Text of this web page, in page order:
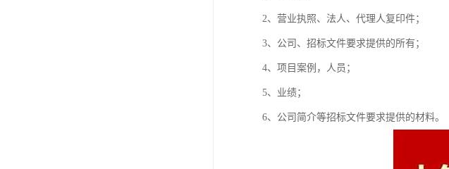
2、营业执照、法人、代理人复印件；
3、公司、招标文件要求提供的所有；
4、项目案例，人员；
5、业绩；
6、公司简介等招标文件要求提供的材料。